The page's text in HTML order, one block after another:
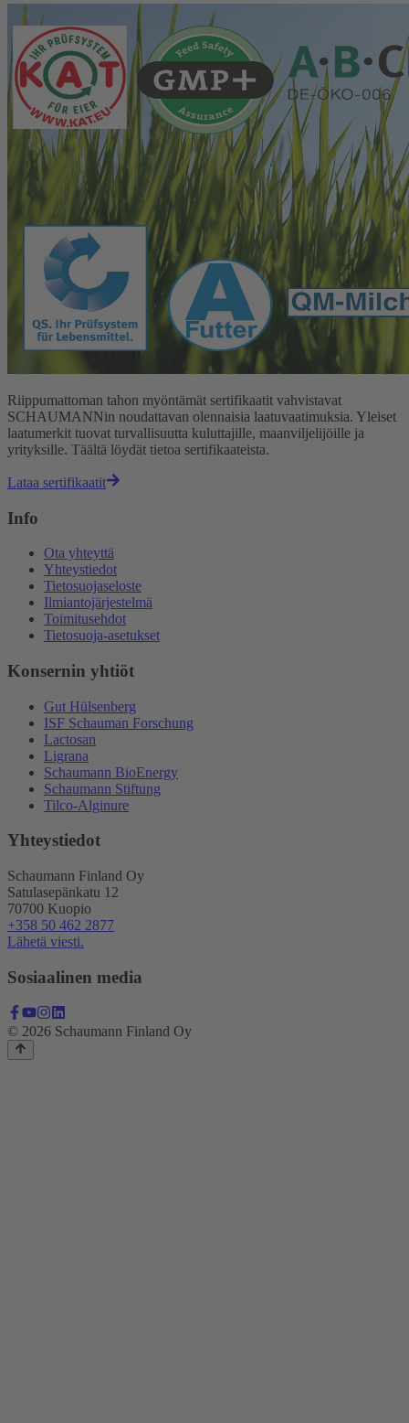
Riippumattoman tahon myöntämät sertifikaatit vahvistavat
SCHAUMANNin noudattavan olennaisia laatuvaatimuksia. Yleiset
laatumerkit tuovat turvallisuutta kuluttajille, maanviljelijöille ja
yrityksille. Täältä löydät tietoa sertifikaateista.
Lataa sertifikaatit
Info
Ota yhteyttä
Yhteystiedot
Tietosuojaseloste
Ilmiantojärjestelmä
Toimitusehdot
Tietosuoja-asetukset
Konsernin yhtiöt
Gut Hülsenberg
ISF Schauman Forschung
Lactosan
Ligrana
Schaumann BioEnergy
Schaumann Stiftung
Tilco-Alginure
Yhteystiedot
Schaumann Finland Oy
Satulasepänkatu 12
70700 Kuopio
+358 50 462 2877
Lähetä viesti.
Sosiaalinen media
© 2026 Schaumann Finland Oy